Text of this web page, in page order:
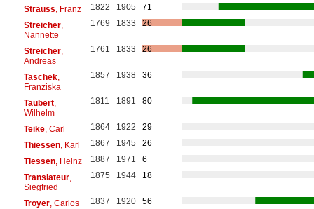
Strauss , Franz 1822 1905
71
Streicher,
Nannette
1769 1833 26
Streicher,
Andreas
1761 1833 26
Taschek,
Franziska
1857 1938 36
Taubert,
Wilhelm
1811 1891 80
Teike, Carl 1864 1922
29
Thiessen, Karl 1867 1945
26
Tiessen, Heinz 1887 1971
6
Translateur,
Siegfried
1875 1944 18
Troyer, Carlos 1837 1920
56